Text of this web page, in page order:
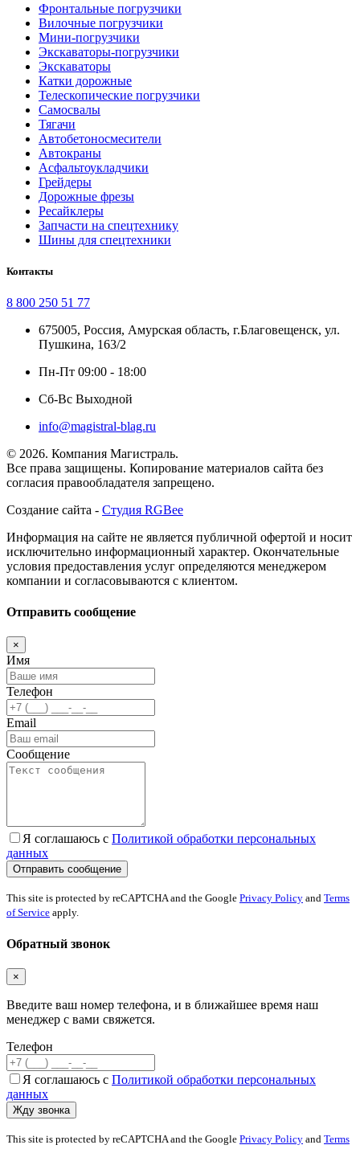
Фронтальные погрузчики
Вилочные погрузчики
Мини-погрузчики
Экскаваторы-погрузчики
Экскаваторы
Катки дорожные
Телескопические погрузчики
Самосвалы
Тягачи
Автобетоносмесители
Автокраны
Асфальтоукладчики
Грейдеры
Дорожные фрезы
Ресайклеры
Запчасти на спецтехнику
Шины для спецтехники
Контакты
8 800 250 51 77
675005, Россия, Амурская область, г.Благовещенск, ул.
Пушкина, 163/2
Пн-Пт 09:00 - 18:00
Сб-Вс Выходной
info@magistral-blag.ru
© 2026. Компания Магистраль.
Все права защищены. Копирование материалов сайта без
согласия правообладателя запрещено.
Создание сайта - Студия RGBee
Информация на сайте не является публичной офертой и носит
исключительно информационный характер. Окончательные
условия предоставления услуг определяются менеджером
компании и согласовываются с клиентом.
Отправить сообщение
×
Имя
Телефон
Email
Сообщение
Я соглашаюсь с Политикой обработки персональных
данных
This site is protected by reCAPTCHA and the Google Privacy Policy and Terms
of Service apply.
Обратный звонок
×
Введите ваш номер телефона, и в ближайшее время наш
менеджер с вами свяжется.
Телефон
Я соглашаюсь с Политикой обработки персональных
данных
This site is protected by reCAPTCHA and the Google Privacy Policy and Terms